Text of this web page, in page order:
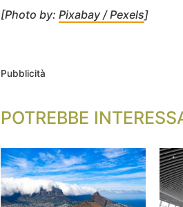
[Photo by: Pixabay / Pexels]
Pubblicità
POTREBBE